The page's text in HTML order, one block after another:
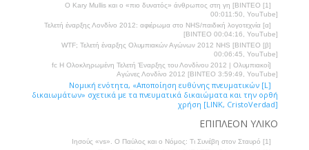
[1] Ο Kary Mullis και ο «πιο δυνατός» άνθρωπος στη γη [ΒΙΝΤΕΟ
00:011:50, YouTube]
[α] Τελετή έναρξης Λονδίνο 2012: αφιέρωμα στο NHS/παιδική λογοτεχνία
[ΒΙΝΤΕΟ 00:04:16, YouTube]
[β] WTF; Τελετή έναρξης Ολυμπιακών Αγώνων 2012 NHS [ΒΙΝΤΕΟ
00:06:45, YouTube]
[fc Η Ολοκληρωμένη Τελετή Έναρξης του Λονδίνου 2012 | Ολυμπιακοί
Αγώνες Λονδίνο 2012 [ΒΙΝΤΕΟ 3:59:49, YouTube]
[L] Νομική ενότητα, «Αποποίηση ευθύνης πνευματικών
δικαιωμάτων» σχετικά με τα πνευματικά δικαιώματα και την ορθή
χρήση [LINK, CristoVerdad]
ΕΠΙΠΛΕΟΝ ΥΛΙΚΟ
[1] Ιησούς «vs». Ο Παύλος και ο Νόμος: Τι Συνέβη στον Σταυρό